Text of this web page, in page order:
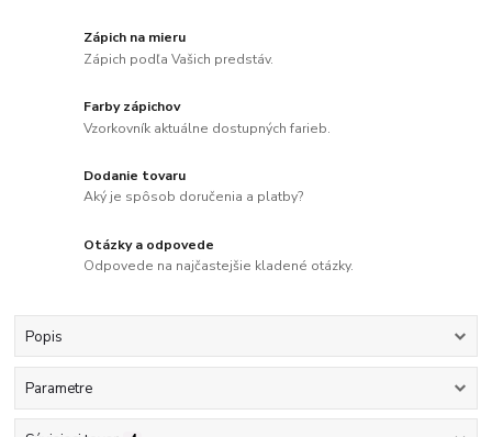
Zápich na mieru
Zápich podľa Vašich predstáv.
Farby zápichov
Vzorkovník aktuálne dostupných farieb.
Dodanie tovaru
Aký je spôsob doručenia a platby?
Otázky a odpovede
Odpovede na najčastejšie kladené otázky.
Popis
Parametre